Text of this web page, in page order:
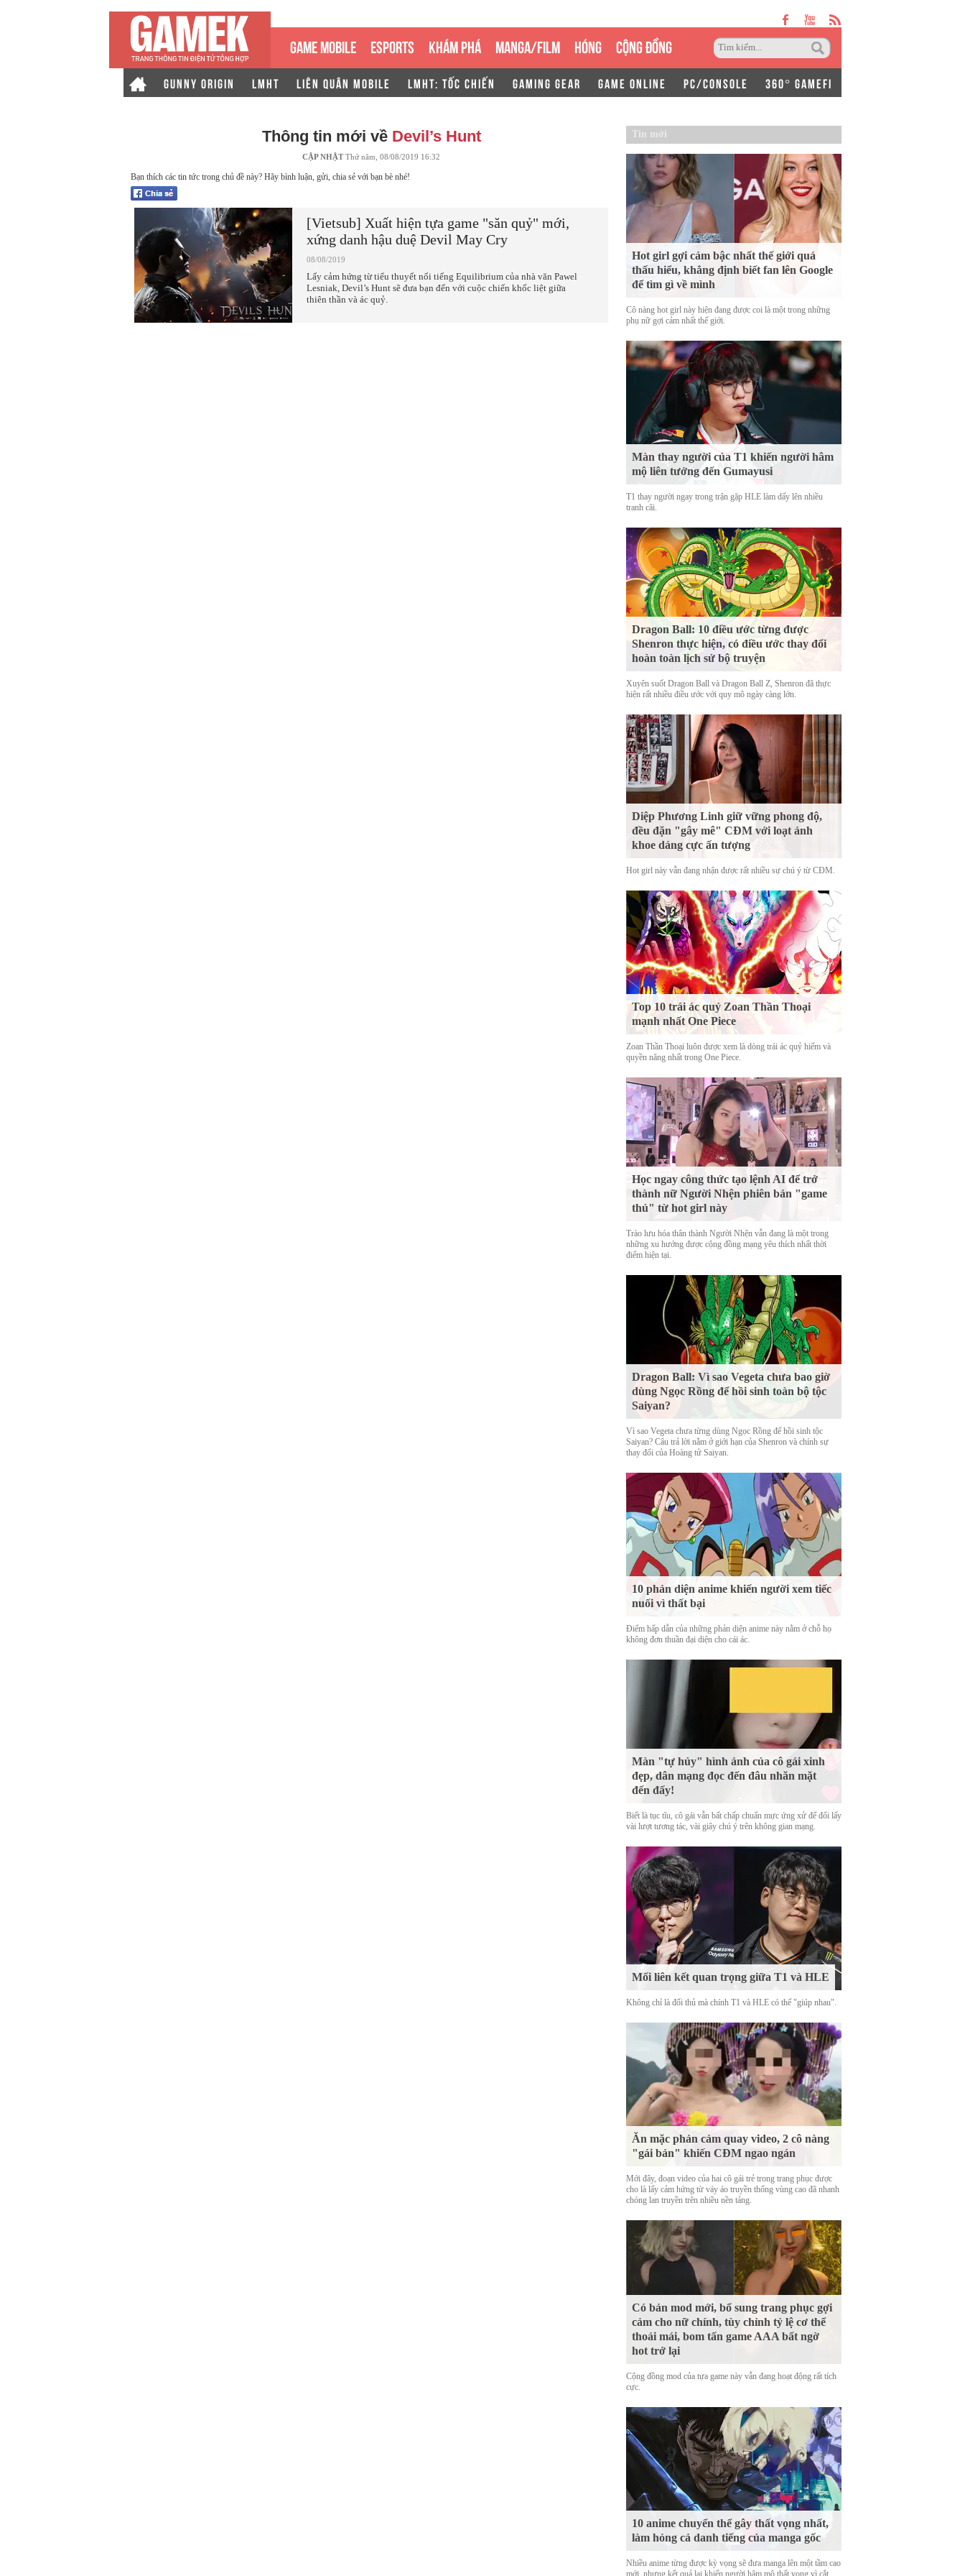
GAME MOBILE ESPORTS KHÁM PHÁ MANGA/FILM HÓNG CỘNG ĐỒNG
GUNNY ORIGIN LMHT LIÊN QUÂN MOBILE LMHT: TỐC CHIẾN GAMING GEAR GAME ONLINE PC/CONSOLE 360° GAMEFI
Thông tin mới về Devil’s Hunt
CẬP NHẬTThứ năm, 08/08/2019 16:32
Bạn thích các tin tức trong chủ đề này? Hãy bình luận, gửi, chia sẻ với bạn bè nhé!
[Vietsub] Xuất hiện tựa game "săn quỷ" mới,
xứng danh hậu duệ Devil May Cry
08/08/2019
Lấy cảm hứng từ tiểu thuyết nổi tiếng Equilibrium của nhà văn Pawel
Lesniak, Devil’s Hunt sẽ đưa bạn đến với cuộc chiến khốc liệt giữa
thiên thần và ác quỷ.
Tin mới
Hot girl gợi cảm bậc nhất thế giới quá
thấu hiểu, khẳng định biết fan lên Google
để tìm gì về mình
Cô nàng hot girl này hiện đang được coi là một trong những
phụ nữ gợi cảm nhất thế giới.
Màn thay người của T1 khiến người hâm
mộ liên tưởng đến Gumayusi
T1 thay người ngay trong trận gặp HLE làm dấy lên nhiều
tranh cãi.
Dragon Ball: 10 điều ước từng được
Shenron thực hiện, có điều ước thay đổi
hoàn toàn lịch sử bộ truyện
Xuyên suốt Dragon Ball và Dragon Ball Z, Shenron đã thực
hiện rất nhiều điều ước với quy mô ngày càng lớn.
Diệp Phương Linh giữ vững phong độ,
đều đặn "gây mê" CĐM với loạt ảnh
khoe dáng cực ấn tượng
Hot girl này vẫn đang nhận được rất nhiều sự chú ý từ CĐM.
Top 10 trái ác quỷ Zoan Thần Thoại
mạnh nhất One Piece
Zoan Thần Thoại luôn được xem là dòng trái ác quỷ hiếm và
quyền năng nhất trong One Piece.
Học ngay công thức tạo lệnh AI để trở
thành nữ Người Nhện phiên bản "game
thủ" từ hot girl này
Trào lưu hóa thân thành Người Nhện vẫn đang là một trong
những xu hướng được cộng đồng mạng yêu thích nhất thời
điểm hiện tại.
Dragon Ball: Vì sao Vegeta chưa bao giờ
dùng Ngọc Rồng để hồi sinh toàn bộ tộc
Saiyan?
Vì sao Vegeta chưa từng dùng Ngọc Rồng để hồi sinh tộc
Saiyan? Câu trả lời nằm ở giới hạn của Shenron và chính sự
thay đổi của Hoàng tử Saiyan.
10 phản diện anime khiến người xem tiếc
nuối vì thất bại
Điểm hấp dẫn của những phản diện anime này nằm ở chỗ họ
không đơn thuần đại diện cho cái ác.
Màn "tự hủy" hình ảnh của cô gái xinh
đẹp, dân mạng đọc đến đâu nhăn mặt
đến đấy!
Biết là tục tĩu, cô gái vẫn bất chấp chuẩn mực ứng xử để đổi lấy
vài lượt tương tác, vài giây chú ý trên không gian mạng.
Mối liên kết quan trọng giữa T1 và HLE
Không chỉ là đối thủ mà chính T1 và HLE có thể "giúp nhau".
Ăn mặc phản cảm quay video, 2 cô nàng
"gái bản" khiến CĐM ngao ngán
Mới đây, đoạn video của hai cô gái trẻ trong trang phục được
cho là lấy cảm hứng từ váy áo truyền thống vùng cao đã nhanh
chóng lan truyền trên nhiều nền tảng.
Có bản mod mới, bổ sung trang phục gợi
cảm cho nữ chính, tùy chỉnh tỷ lệ cơ thể
thoải mái, bom tấn game AAA bất ngờ
hot trở lại
Cộng đồng mod của tựa game này vẫn đang hoạt động rất tích
cực.
10 anime chuyển thể gây thất vọng nhất,
làm hỏng cả danh tiếng của manga gốc
Nhiều anime từng được kỳ vọng sẽ đưa manga lên một tầm cao
mới, nhưng kết quả lại khiến người hâm mộ thất vọng vì cắt